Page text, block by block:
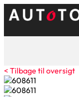
< Tilbage til oversigt